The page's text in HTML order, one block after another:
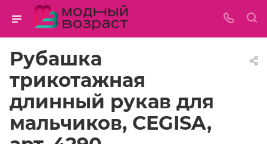
Рубашка
трикотажная
длинный рукав для
мальчиков, CEGISA,